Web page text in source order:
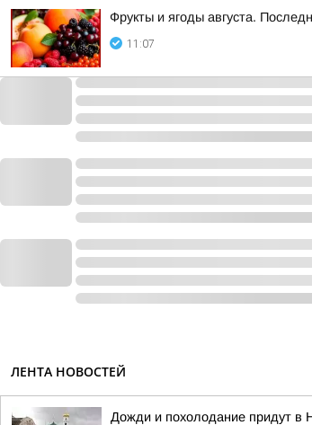
Фрукты и ягоды августа.
11:07
ЛЕНТА НОВОСТЕЙ
Дожди и похолодание придут